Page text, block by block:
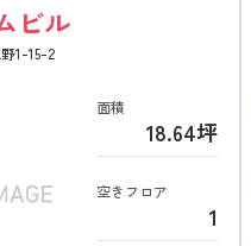
ビル
1-15-2
面積
18.64坪
空きフロア
1